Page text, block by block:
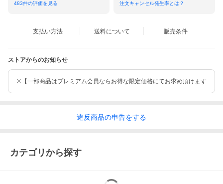
483件の評価を見る 注文キャンセル発生率とは？
支払い方法 送料について 販売条件
ストアからのお知らせ
※【一部商品はプレミアム会員ならお得な限定価格にてお求め頂けます
違反商品の申告をする
カテゴリから探す